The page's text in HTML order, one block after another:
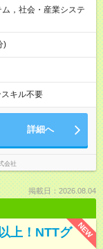
，社会・産業システ
)
キル不要
詳細へ
会社
掲載日：2026.08.04
NEW
上！NTTグ